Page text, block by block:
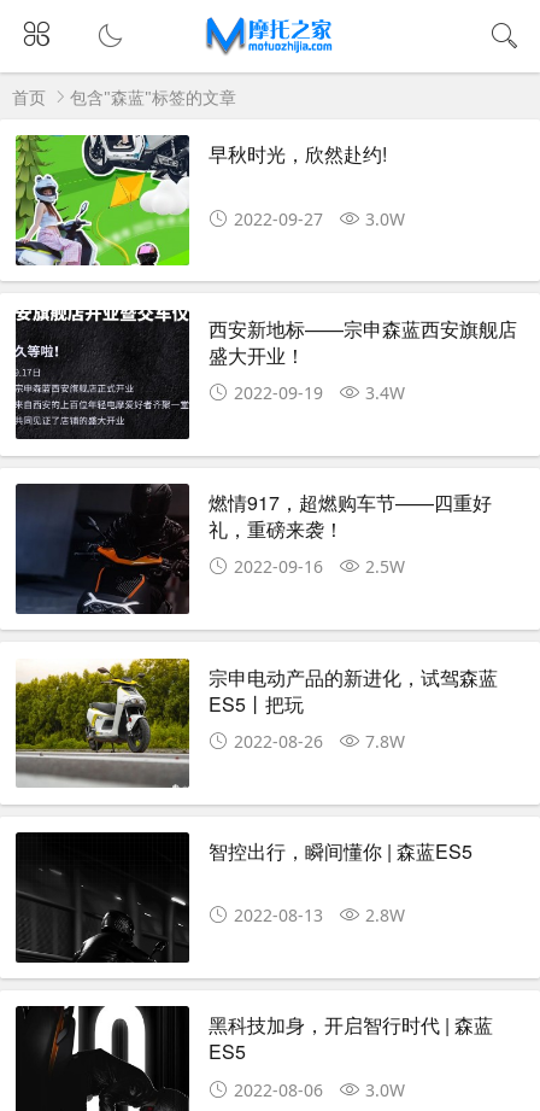
首页 包含"森蓝"标签的文章
早秋时光，欣然赴约!
2022-09-27 3.0W
西安新地标——宗申森蓝西安旗舰店
盛大开业！
2022-09-19 3.4W
燃情917，超燃购车节——四重好
礼，重磅来袭！
2022-09-16 2.5W
宗申电动产品的新进化，试驾森蓝
ES5丨把玩
2022-08-26 7.8W
智控出行，瞬间懂你 | 森蓝ES5
2022-08-13 2.8W
黑科技加身，开启智行时代 | 森蓝
ES5
2022-08-06 3.0W